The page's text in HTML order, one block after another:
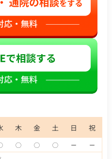
木 金 土 日 祝
◯ ◯ ◯ ー ー